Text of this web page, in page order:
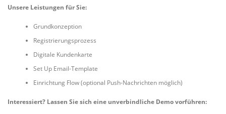
Unsere Leistungen für Sie:
Grundkonzeption
Registrierungsprozess
Digitale Kundenkarte
Set Up Email-Template
Einrichtung Flow (optional Push-Nachrichten möglich)
Interessiert? Lassen Sie sich eine unverbindliche Demo vorführen: